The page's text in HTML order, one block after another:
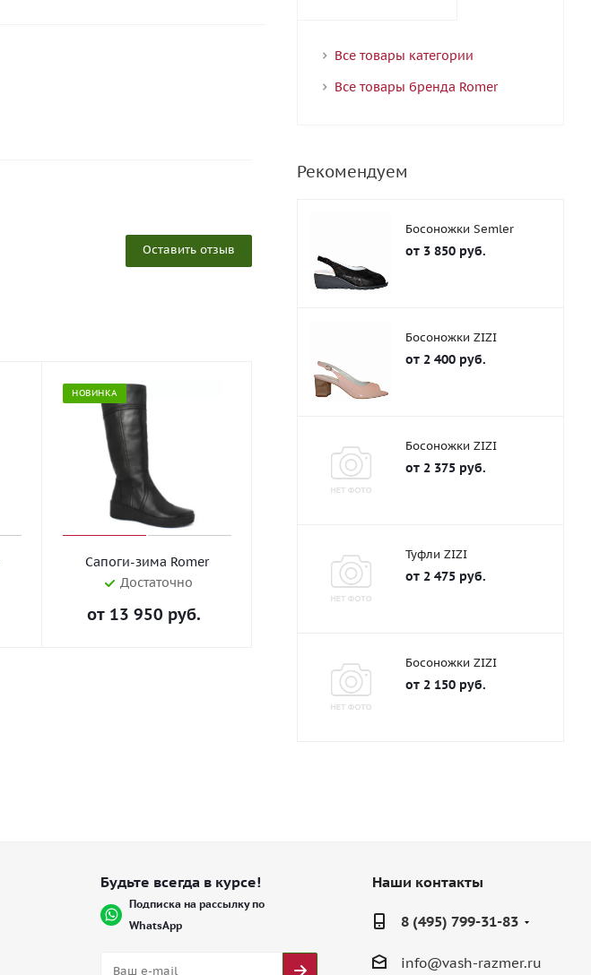
Оставить отзыв
НОВИНКА
Сапоги-зима Romer
Достаточно
от 13 950 руб.
Все товары категории
Все товары бренда Romer
Рекомендуем
Босоножки Semler
от 3 850 руб.
Босоножки ZIZI
от 2 400 руб.
Босоножки ZIZI
от 2 375 руб.
Туфли ZIZI
от 2 475 руб.
Босоножки ZIZI
от 2 150 руб.
Будьте всегда в курсе!
Подписка на рассылку по
WhatsApp
Наши контакты
8 (495) 799-31-83
info@vash-razmer.ru